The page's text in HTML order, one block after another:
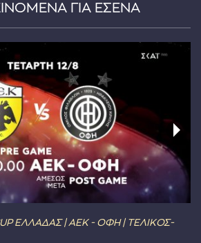
ΓΙΑ ΕΣΕΝΑ
CUP ΕΛΛΑΔΑΣ | ΑΕΚ - ΟΦΗ | ΤΕΛΙΚΟΣ-